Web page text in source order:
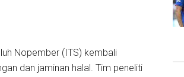
Nopember (ITS) kembali
dan jaminan halal. Tim peneliti